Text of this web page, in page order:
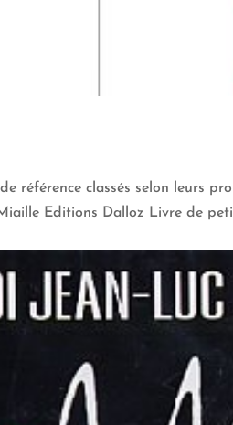
référence classés selon leurs
Editions Dalloz Livre de